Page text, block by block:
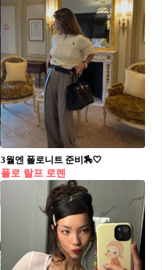
3월엔 폴로니트 준비🏇🤍
폴로 랄프 로렌